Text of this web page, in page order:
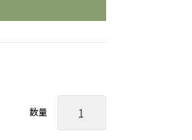
数量